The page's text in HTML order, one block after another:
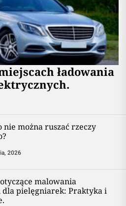
ładowania
nie można ruszać rzeczy
2026
malowania
dla pielęgniarek: Praktyka i